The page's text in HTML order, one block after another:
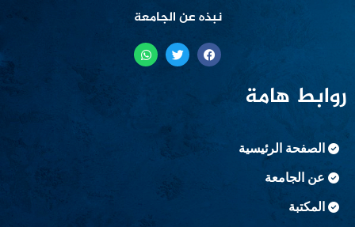
نبذه عن الجامعة
روابط هامة
الصفحة الرئيسية
عن الجامعة
المكتبة